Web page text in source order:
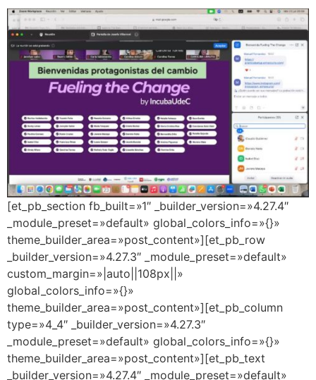
[et_pb_section fb_built=»1″ _builder_version=»4.27.4″
_module_preset=»default» global_colors_info=»{}»
theme_builder_area=»post_content»][et_pb_row
_builder_version=»4.27.3″ _module_preset=»default»
custom_margin=»|auto||108px||»
global_colors_info=»{}»
theme_builder_area=»post_content»][et_pb_column
type=»4_4″ _builder_version=»4.27.3″
_module_preset=»default» global_colors_info=»{}»
theme_builder_area=»post_content»][et_pb_text
_builder_version=»4.27.4″ _module_preset=»default»